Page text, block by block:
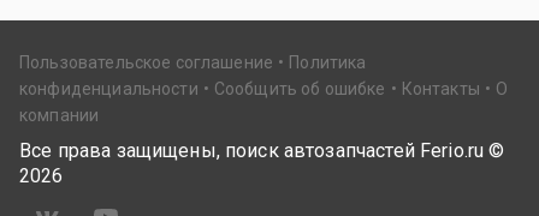
Пользовательское соглашение
Политика
конфиденциальности
Сообщить об ошибке Контакты
О
компании
Все права защищены, поиск автозапчастей Ferio.ru ©
2026